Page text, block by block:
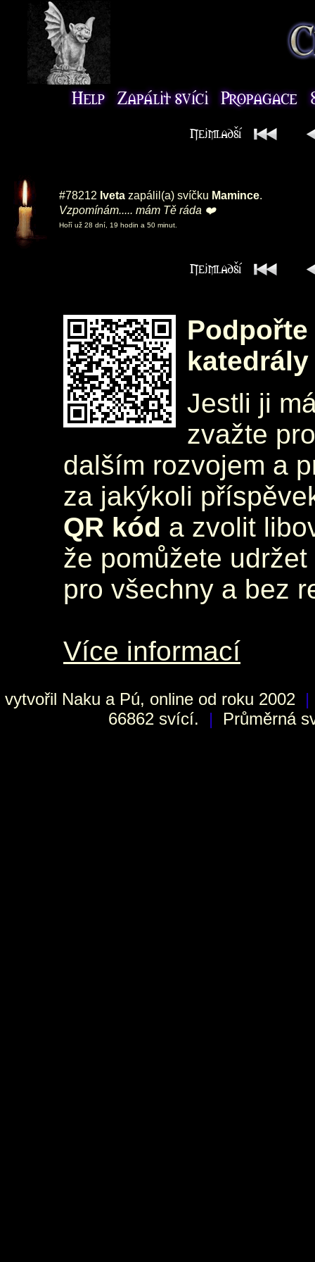
#78212 Iveta zapálil(a) svíčku Mamince.
Vzpomínám..... mám Tě ráda ❤️
Hoří už 28 dní, 19 hodin a 50 minut.
katedrály
Jestli ji
zvažte
dalším rozvojem a
za jakýkoli
QR kód a zvolit
že pomůžete
pro všechny a bez
Více informací
vytvořil Naku a Pú, online od roku 2002 |
66862 svící.
| Průměrná